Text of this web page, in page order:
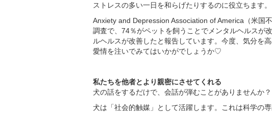
ストレスの多い一日を和らげたりするのに役立ちます。
Anxiety and Depression Association of America（米国
調査で、74％がペットを飼うことでメンタルヘルスが
ルヘルスが改善したと報告しています。今度、気分を
愛情を注いでみてはいかがでしょうか♡
私たちを他者とより親密にさせてくれる
犬の話をするだけで、会話が弾むことがありませんか？
犬は「社会的触媒」として活躍します。これは科学の